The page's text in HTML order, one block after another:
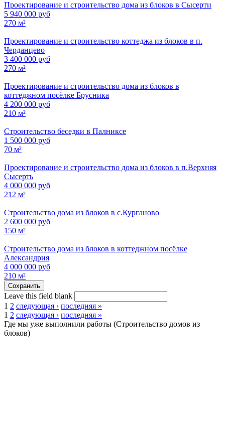
Проектирование и строительство дома из блоков в Сысерти
5 940 000 руб
270 м²
Проектирование и строительство коттеджа из блоков в п.
Черданцево
3 400 000 руб
270 м²
Проектирование и строительство дома из блоков в
коттеджном посёлке Брусника
4 200 000 руб
210 м²
Строительство беседки в Палниксе
1 500 000 руб
70 м²
Проектирование и строительство дома из блоков в п.Верхняя
Сысерть
4 000 000 руб
212 м²
Строительство дома из блоков в с.Курганово
2 600 000 руб
150 м²
Строительство дома из блоков в коттеджном посёлке
Александрия
4 000 000 руб
210 м²
Leave this field blank
Страницы
1 2 следующая › последняя »
Страницы
1 2 следующая › последняя »
Где мы уже выполнили работы (Строительство домов из
блоков)